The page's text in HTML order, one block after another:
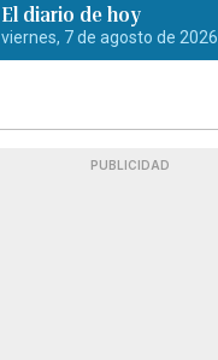
El diario de hoy
viernes, 7 de agosto de 2026
PUBLICIDAD